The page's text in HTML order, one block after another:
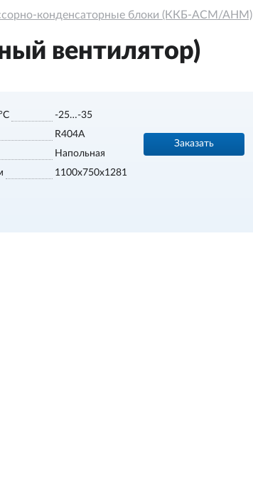
конденсаторные блоки (ККБ-АСМ/АНМ)
вентилятор)
-25…-35
R404A
Напольная
1100х750х1281
Заказать